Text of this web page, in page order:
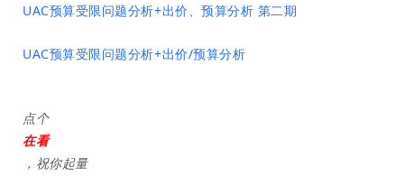
UAC预算受限问题分析+出价、预算分析 第二期
UAC预算受限问题分析+出价/预算分析
点个
在看
，祝你起量